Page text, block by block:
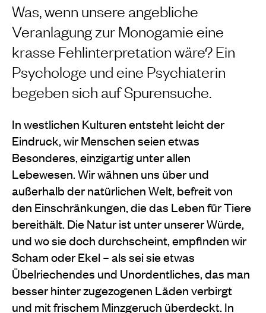
Was, wenn unsere angebliche
Veranlagung zur Monogamie eine
krasse Fehlinterpretation wäre? Ein
Psychologe und eine Psychiaterin
begeben sich auf Spurensuche.
In westlichen Kulturen entsteht leicht der
Eindruck, wir Menschen seien etwas
Besonderes, einzigartig unter allen
Lebewesen. Wir wähnen uns über und
außerhalb der natürlichen Welt, befreit von
den Einschränkungen, die das Leben für Tiere
bereithält. Die Natur ist unter unserer Würde,
und wo sie doch durchscheint, empfinden wir
Scham oder Ekel – als sei sie etwas
Übelriechendes und Unordentliches, das man
besser hinter zugezogenen Läden verbirgt
und mit frischem Minzgeruch überdeckt. In